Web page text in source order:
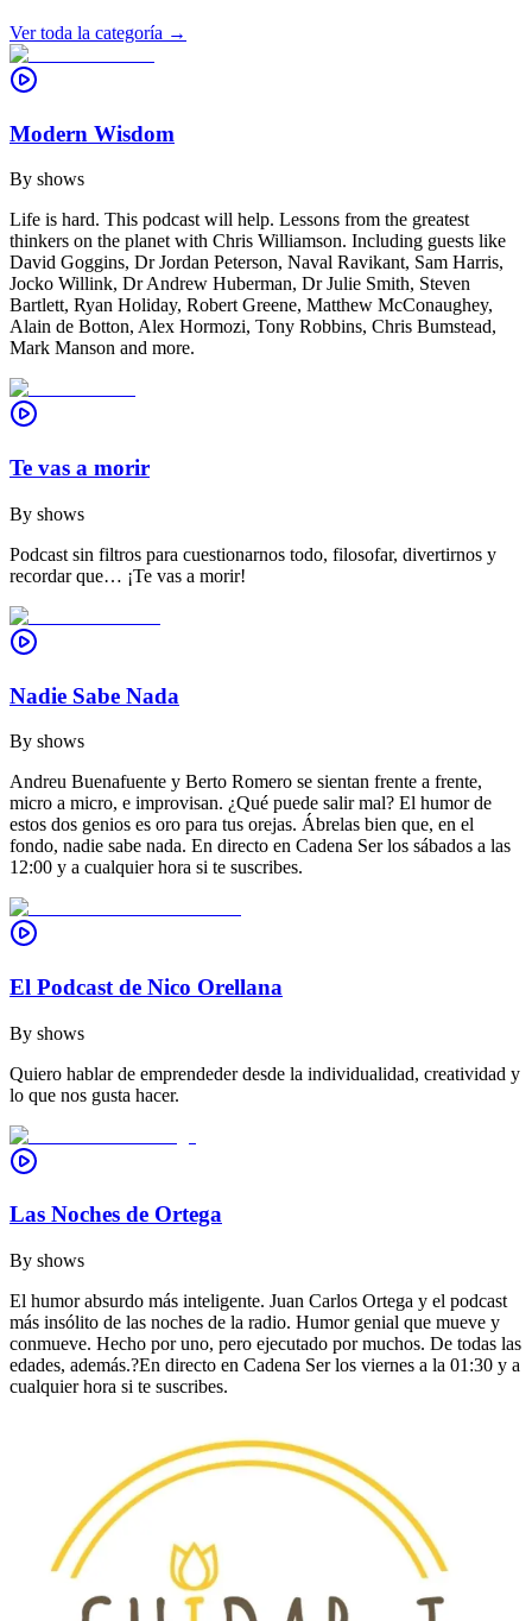
Ver toda la categoría →
Modern Wisdom
By shows
Life is hard. This podcast will help. Lessons from the greatest
thinkers on the planet with Chris Williamson. Including guests like
David Goggins, Dr Jordan Peterson, Naval Ravikant, Sam Harris,
Jocko Willink, Dr Andrew Huberman, Dr Julie Smith, Steven
Bartlett, Ryan Holiday, Robert Greene, Matthew McConaughey,
Alain de Botton, Alex Hormozi, Tony Robbins, Chris Bumstead,
Mark Manson and more.
Te vas a morir
By shows
Podcast sin filtros para cuestionarnos todo, filosofar, divertirnos y
recordar que… ¡Te vas a morir!
Nadie Sabe Nada
By shows
Andreu Buenafuente y Berto Romero se sientan frente a frente,
micro a micro, e improvisan. ¿Qué puede salir mal? El humor de
estos dos genios es oro para tus orejas. Ábrelas bien que, en el
fondo, nadie sabe nada. En directo en Cadena Ser los sábados a las
12:00 y a cualquier hora si te suscribes.
El Podcast de Nico Orellana
By shows
Quiero hablar de emprendeder desde la individualidad, creatividad y
lo que nos gusta hacer.
Las Noches de Ortega
By shows
El humor absurdo más inteligente. Juan Carlos Ortega y el podcast
más insólito de las noches de la radio. Humor genial que mueve y
conmueve. Hecho por uno, pero ejecutado por muchos. De todas las
edades, además.?En directo en Cadena Ser los viernes a la 01:30 y a
cualquier hora si te suscribes.